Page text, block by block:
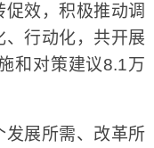
效，积极推动调
行动化，共开展
和对策建议8.1万
展所需、改革所